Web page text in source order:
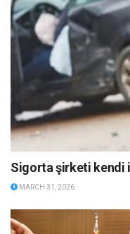
Sigorta şirketi kendi
MARCH 31, 2026